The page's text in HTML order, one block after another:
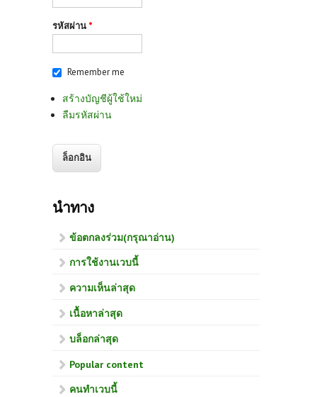
รหัสผ่าน *
Remember me
สร้างบัญชีผู้ใช้ใหม่
ลืมรหัสผ่าน
นำทาง
ข้อตกลงร่วม(กรุณาอ่าน)
การใช้งานเวบนี้
ความเห็นล่าสุด
เนื้อหาล่าสุด
บล็อกล่าสุด
Popular content
คนทำเวบนี้